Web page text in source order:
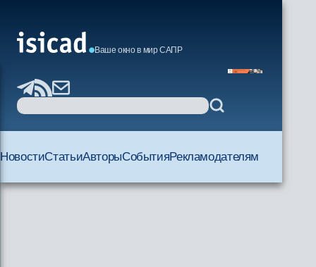
Ваше окно в мир САПР
НовостиСтатьиАвторыСобытияРекламодателям